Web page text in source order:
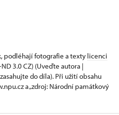
podléhají fotografie a texty licenci
ND 3.0 CZ) (Uveďte autora |
do díla). Při užití obsahu
a „zdroj: Národní památkový